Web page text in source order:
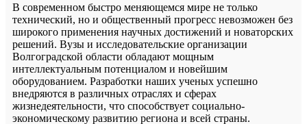
В современном быстро меняющемся мире не только
технический, но и общественный прогресс невозможен без
широкого применения научных достижений и новаторских
решений. Вузы и исследовательские организации
Волгоградской области обладают мощным
интеллектуальным потенциалом и новейшим
оборудованием. Разработки наших ученых успешно
внедряются в различных отраслях и сферах
жизнедеятельности, что способствует социально-
экономическому развитию региона и всей страны.